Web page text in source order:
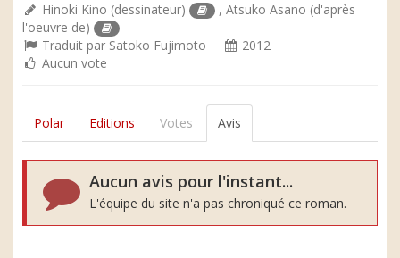
Hinoki Kino (dessinateur) ,Atsuko Asano (d'après
l'oeuvre de)
Traduit par Satoko Fujimoto
2012
Aucun vote
Polar Editions Votes Avis
Aucun avis pour l'instant...
L'équipe du site n'a pas chroniqué ce roman.